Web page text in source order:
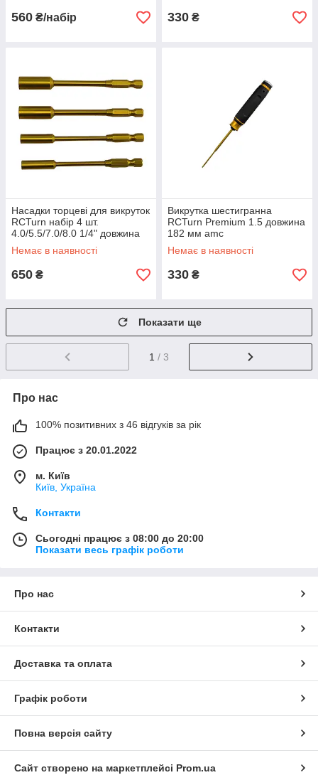
560 ₴/набір 330 ₴
Насадки торцеві для викруток
RCTurn набір 4 шт.
4.0/5.5/7.0/8.0 1/4" довжина
100 мм amc
Немає в наявності
650 ₴
Викрутка шестигранна
RCTurn Premium 1.5 довжина
182 мм amc
Немає в наявності
330 ₴
Показати ще
1 / 3
Про нас
100% позитивних з 46 відгуків за рік
Працює з 20.01.2022
м. Київ
Київ, Україна
Контакти
Сьогодні працює з 08:00 до 20:00
Показати весь графік роботи
Про нас
Контакти
Доставка та оплата
Графік роботи
Повна версія сайту
Сайт створено на маркетплейсі Prom.ua